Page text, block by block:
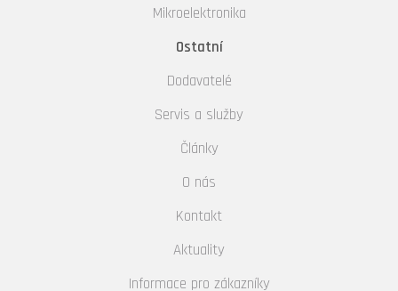
Mikroelektronika
Ostatní
Dodavatelé
Servis a služby
Články
O nás
Kontakt
Aktuality
Informace pro zákazníky